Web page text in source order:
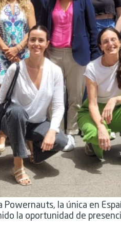
la única en
la oportunidad de